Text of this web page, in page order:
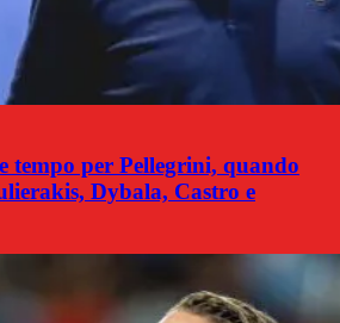
tempo per Pellegrini, quando
Dybala, Castro e